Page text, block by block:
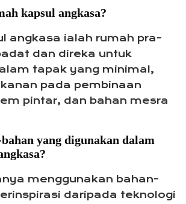
kapsul angkasa?
angkasa ialah rumah pra-
dan direka untuk
tapak yang minimal,
pada pembinaan
pintar, dan bahan mesra
yang digunakan dalam
menggunakan bahan-
daripada teknologi